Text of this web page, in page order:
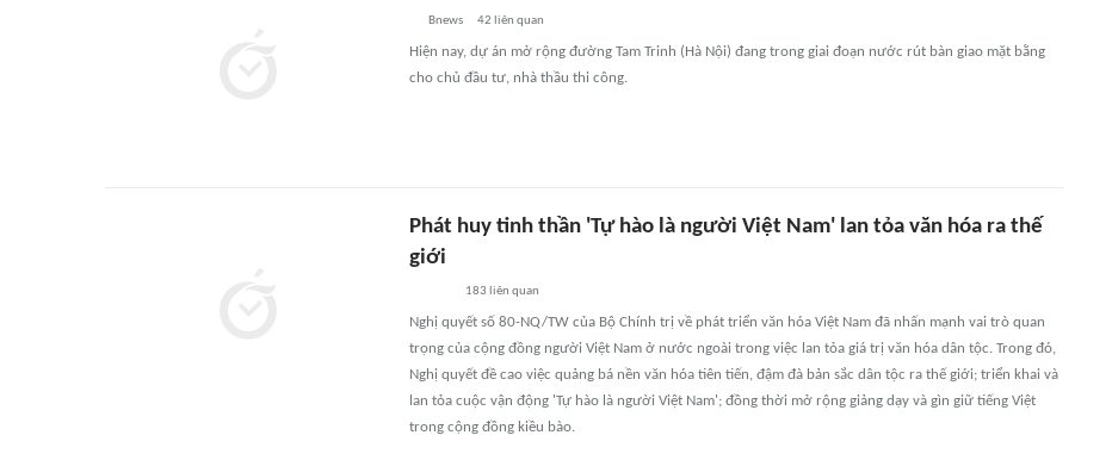
Bnews 42 liên quan
Hiện nay, dự án mở rộng đường Tam Trinh (Hà Nội) đang trong giai đoạn nước rút bàn giao mặt bằng
cho chủ đầu tư, nhà thầu thi công.
Phát huy tinh thần 'Tự hào là người Việt Nam' lan tỏa văn hóa ra thế
giới
183 liên quan
Nghị quyết số 80-NQ/TW của Bộ Chính trị về phát triển văn hóa Việt Nam đã nhấn mạnh vai trò quan
trọng của cộng đồng người Việt Nam ở nước ngoài trong việc lan tỏa giá trị văn hóa dân tộc. Trong đó,
Nghị quyết đề cao việc quảng bá nền văn hóa tiên tiến, đậm đà bản sắc dân tộc ra thế giới; triển khai và
lan tỏa cuộc vận động 'Tự hào là người Việt Nam'; đồng thời mở rộng giảng dạy và gìn giữ tiếng Việt
trong cộng đồng kiều bào.